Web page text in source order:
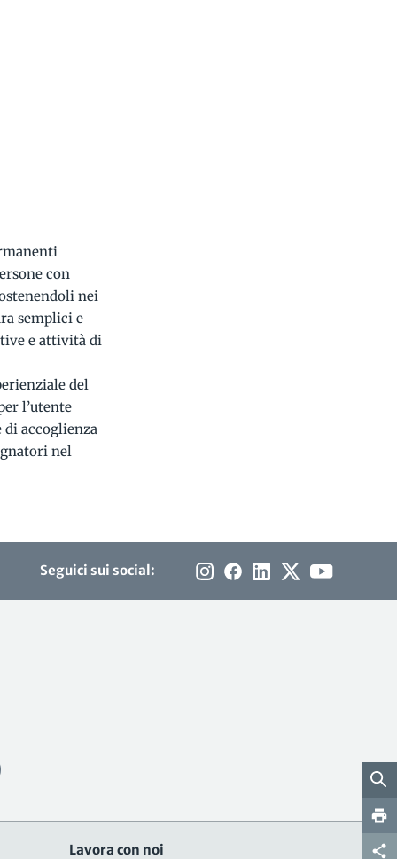
con
nei
semplici e
e attività di
del
l’utente
accoglienza
nel
Seguici sui social:
Lavora con noi